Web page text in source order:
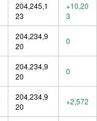
204,245,1
23
+10,20
3
204,234,9
20
0
204,234,9
20
0
204,234,9
20
+2,572